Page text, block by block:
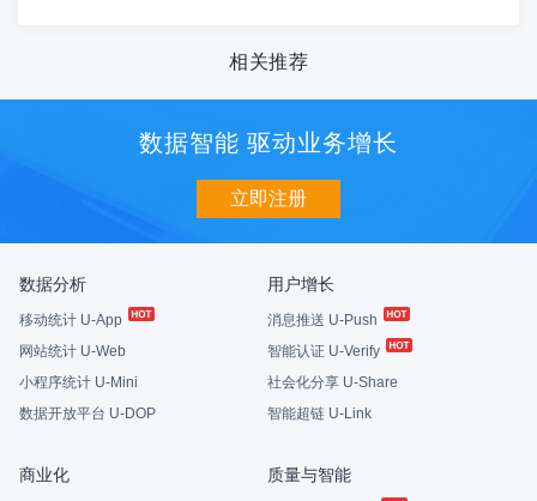
相关推荐
数据智能 驱动业务增长
立即注册
数据分析
移动统计 U-App
网站统计 U-Web
小程序统计 U-Mini
数据开放平台 U-DOP
用户增长
消息推送 U-Push
智能认证 U-Verify
社会化分享 U-Share
智能超链 U-Link
商业化 质量与智能